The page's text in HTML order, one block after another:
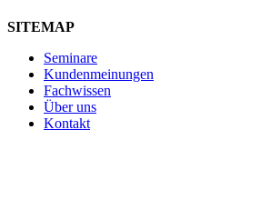
SITEMAP
Seminare
Kundenmeinungen
Fachwissen
Über uns
Kontakt